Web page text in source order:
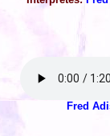
Fred